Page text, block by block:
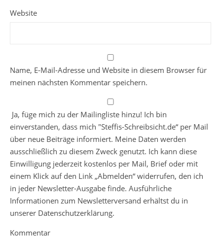
Website
Name, E-Mail-Adresse und Website in diesem Browser für
meinen nächsten Kommentar speichern.
Ja, füge mich zu der Mailingliste hinzu! Ich bin
einverstanden, dass mich "Steffis-Schreibsicht.de“ per Mail
über neue Beiträge informiert. Meine Daten werden
ausschließlich zu diesem Zweck genutzt. Ich kann diese
Einwilligung jederzeit kostenlos per Mail, Brief oder mit
einem Klick auf den Link „Abmelden“ widerrufen, den ich
in jeder Newsletter-Ausgabe finde. Ausführliche
Informationen zum Newsletterversand erhältst du in
unserer Datenschutzerklärung.
Kommentar